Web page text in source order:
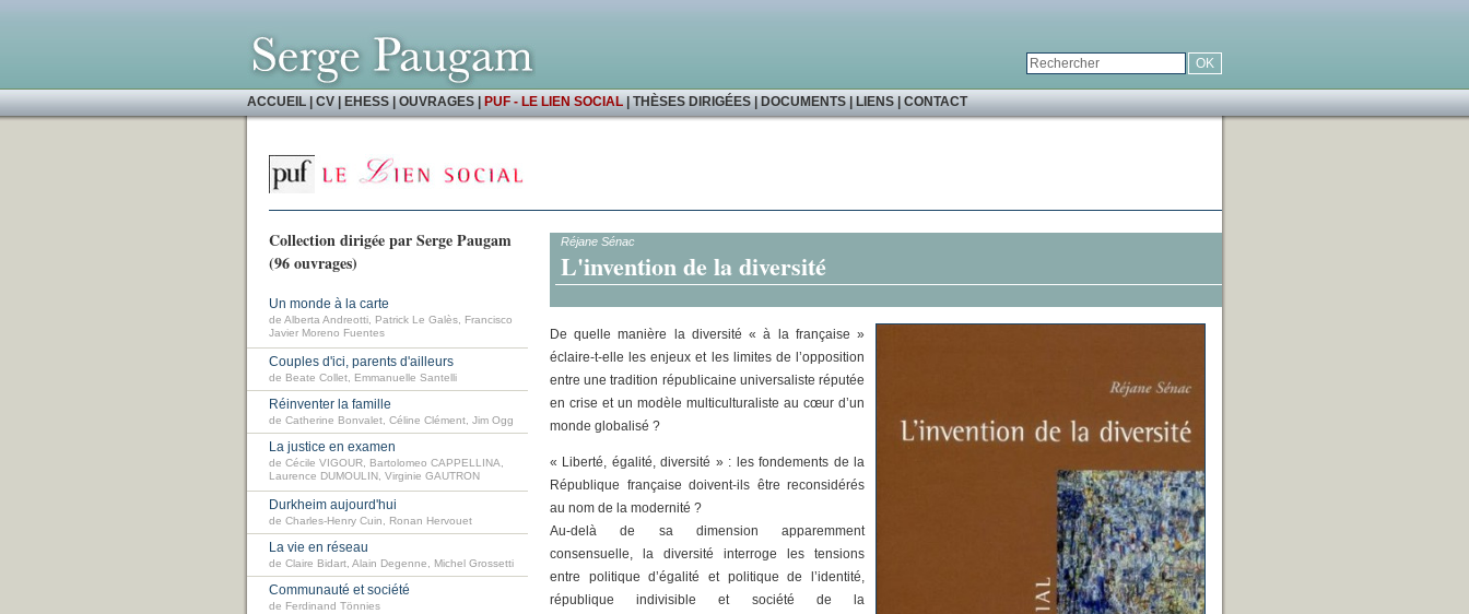
ACCUEIL|CV|EHESS|OUVRAGES|PUF - LE LIEN SOCIAL|THÈSES DIRIGÉES|DOCUMENTS|LIENS|CONTACT
Collection dirigée par Serge Paugam
(96 ouvrages)
Un monde à la carte
de Alberta Andreotti, Patrick Le Galès, Francisco
Javier Moreno Fuentes
Couples d'ici, parents d'ailleurs
de Beate Collet, Emmanuelle Santelli
Réinventer la famille
de Catherine Bonvalet, Céline Clément, Jim Ogg
La justice en examen
de Cécile VIGOUR, Bartolomeo CAPPELLINA,
Laurence DUMOULIN, Virginie GAUTRON
Durkheim aujourd'hui
de Charles-Henry Cuin, Ronan Hervouet
La vie en réseau
de Claire Bidart, Alain Degenne, Michel Grossetti
Communauté et société
de Ferdinand Tönnies
Réjane Sénac
L'invention de la diversité
De quelle manière la diversité « à la française »
éclaire-t-elle les enjeux et les limites de l’opposition
entre une tradition républicaine universaliste réputée
en crise et un modèle multiculturaliste au cœur d’un
monde globalisé ?
« Liberté, égalité, diversité » : les fondements de la
République française doivent-ils être reconsidérés
au nom de la modernité ?
Au-delà de sa dimension apparemment
consensuelle, la diversité interroge les tensions
entre politique d’égalité et politique de l’identité,
république indivisible et société de la